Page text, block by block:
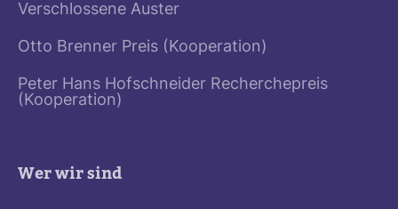
Verschlossene Auster
Otto Brenner Preis (Kooperation)
Peter Hans Hofschneider Recherchepreis
(Kooperation)
Wer wir sind